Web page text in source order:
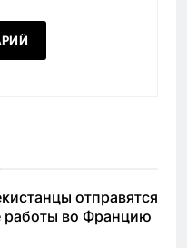
отправятся
работы во Францию